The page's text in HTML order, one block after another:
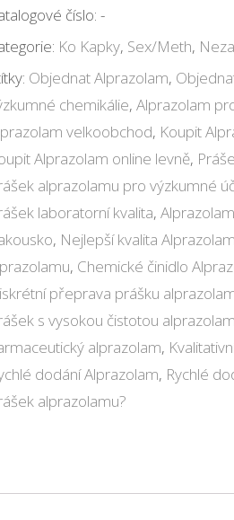
číslo:-
Ko Kapky, Sex/Meth,
Objednat Alprazolam,
chemikálie,Alprazolam
velkoobchod, Koupit
Alprazolam online levně,
alprazolamu pro výzkumné
laboratorní kvalita,
, Nejlepší kvalita Alprazolam
, Chemické činidlo
přeprava prášku
s vysokou čistotou
alprazolam,
dodání Alprazolam, Rychlé
alprazolamu?